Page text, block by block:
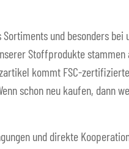
und besonders
Stoffprodukte
kommt FSC-
schon neu kaufen, dann
und direkte